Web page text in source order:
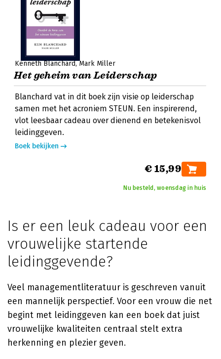
Kenneth Blanchard Mark Miller
Het geheim van Leiderschap
Blanchard vat in dit boek zijn visie op leiderschap
samen met het acroniem STEUN. Een inspirerend,
vlot leesbaar cadeau over dienend en betekenisvol
leidinggeven.
Boek bekijken
€ 15,99
Nu besteld, woensdag in huis
Is er een leuk cadeau voor een
vrouwelijke startende
leidinggevende?
Veel managementliteratuur is geschreven vanuit
een mannelijk perspectief. Voor een vrouw die net
begint met leidinggeven kan een boek dat juist
vrouwelijke kwaliteiten centraal stelt extra
herkenning en plezier geven.